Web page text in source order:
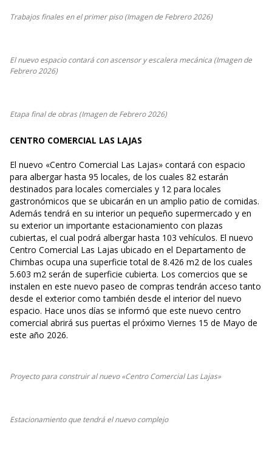
Trabajos finales en el primer piso (Imagen de Febrero 2026)
El nuevo espacio contará con ascensor y escalera mecánica (Imagen de
Febrero 2026)
Etapa final de obras (Imagen de Febrero 2026)
CENTRO COMERCIAL LAS LAJAS
El nuevo «Centro Comercial Las Lajas» contará con espacio
para albergar hasta 95 locales, de los cuales 82 estarán
destinados para locales comerciales y 12 para locales
gastronómicos que se ubicarán en un amplio patio de comidas.
Además tendrá en su interior un pequeño supermercado y en
su exterior un importante estacionamiento con plazas
cubiertas, el cual podrá albergar hasta 103 vehículos. El nuevo
Centro Comercial Las Lajas ubicado en el Departamento de
Chimbas ocupa una superficie total de 8.426 m2 de los cuales
5.603 m2 serán de superficie cubierta. Los comercios que se
instalen en este nuevo paseo de compras tendrán acceso tanto
desde el exterior como también desde el interior del nuevo
espacio. Hace unos días se informó que este nuevo centro
comercial abrirá sus puertas el próximo Viernes 15 de Mayo de
este año 2026.
Proyecto para construir al nuevo «Centro Comercial Las Lajas»
Estacionamiento que tendrá el nuevo complejo